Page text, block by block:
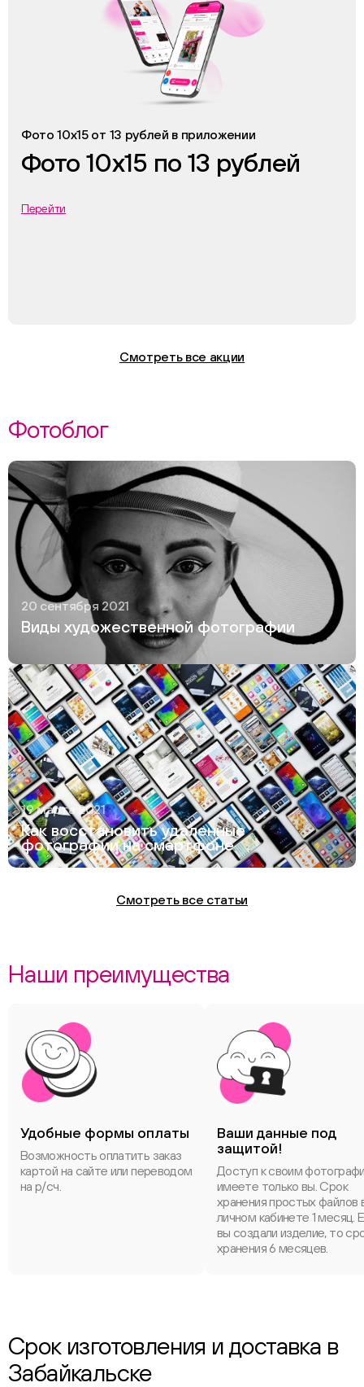
Фото 10х15 от 13 рублей в приложении
Фото 10х15 по 13 рублей
Перейти
Смотреть все акции
Фотоблог
20 сентября 2021
Виды художественной фотографии
19 марта 2021
Как восстановить удаленные
фотографии на смартфоне
Смотреть все статьи
Наши преимущества
Удобные формы оплаты
Возможность оплатить заказ
картой на сайте или переводом
на р/сч.
Ваши данные под
защитой!
Доступ к своим
имеете только вы. Срок
хранения простых файлов
личном кабинете 1 месяц.
вы создали изделие, то
хранения 6 месяцев.
Срок изготовления и доставка в
Забайкальске